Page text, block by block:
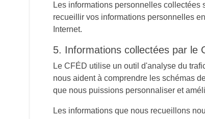
Les informations personnelles
recueillir vos informations personnelles
Internet.
5. Informations collectées par le
Le CFÉD utilise un outil d'analyse du
nous aident à comprendre les schémas
que nous puissions personnaliser et
Les informations que nous recueillons